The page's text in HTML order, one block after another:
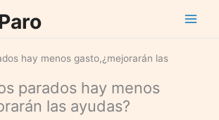
hay menos gasto,¿mejorarán las
parados hay menos
las ayudas?